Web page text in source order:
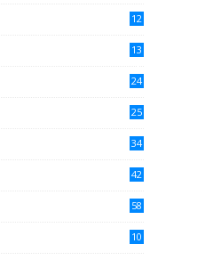
12
13
24
25
34
42
58
10